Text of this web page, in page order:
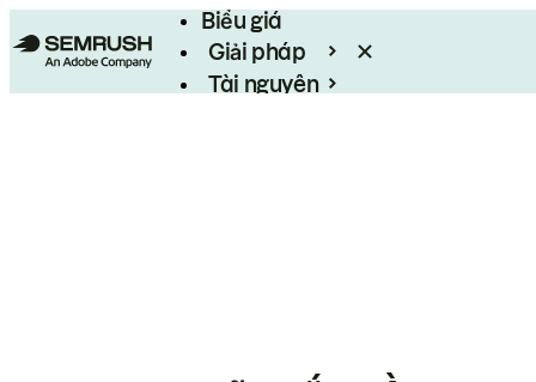
Biểu giá
Giải pháp
Tài nguyên